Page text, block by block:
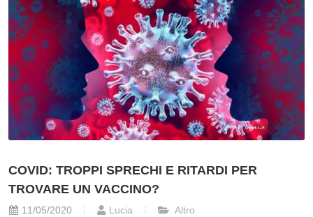
COVID: TROPPI SPRECHI E RITARDI PER
TROVARE UN VACCINO?
11/05/2020 Lucia Altro